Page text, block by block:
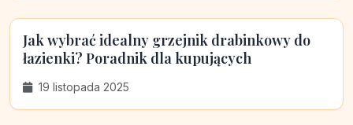
Jak wybrać idealny grzejnik drabinkowy do
łazienki? Poradnik dla kupujących
19 listopada 2025